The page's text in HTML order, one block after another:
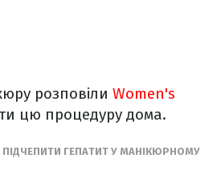
розповіли Women's
цю процедуру дома.
ГЕПАТИТ У МАНІКЮРНОМУ